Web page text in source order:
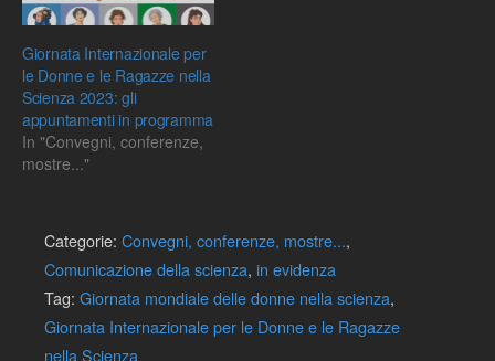
Giornata Internazionale per
le Donne e le Ragazze nella
Scienza 2023: gli
appuntamenti in programma
In "Convegni, conferenze,
mostre..."
Categorie: Convegni, conferenze, mostre...,
Comunicazione della scienza, in evidenza
Tag: Giornata mondiale delle donne nella scienza,
Giornata Internazionale per le Donne e le Ragazze
nella Scienza